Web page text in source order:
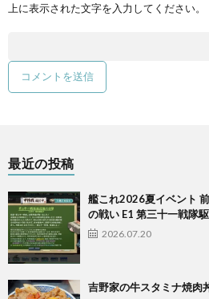
上に表示された文字を入力してください。
最近の投稿
艦これ2026夏イベント
の戦い E1 第三十一戦隊
2026.07.20
吉野家の牛スタミナ焼肉